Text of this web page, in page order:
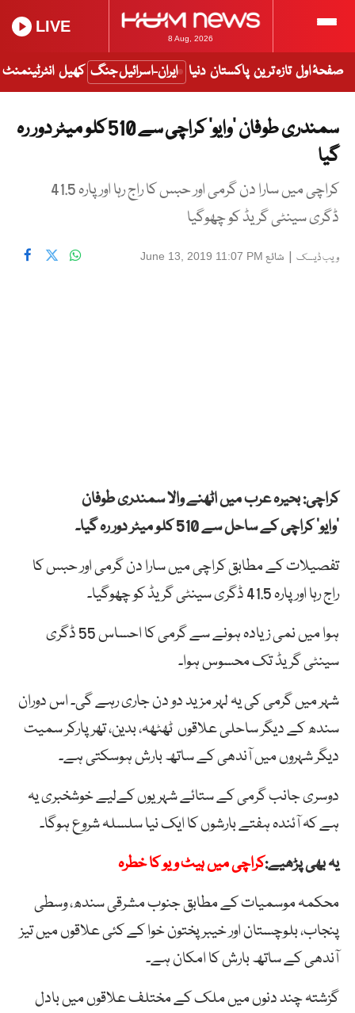
8 Aug, 2026
LIVE
صفحۂ اول تازہ ترین پاکستان دنیا ایران-اسرائیل جنگ کھیل انٹرٹینمنٹ
سمندری طوفان ’وایو‘ کراچی سے 510 کلو میٹر دور رہ
گیا
کراچی میں سارا دن گرمی اور حبس کا راج رہا اور پارہ 41.5
ڈگری سینٹی گریڈ کو چھوگیا
ویب ڈیسک | شائع June 13, 2019 11:07 PM
کراچی: بحیرہ عرب میں اٹھنے والا سمندری طوفان
’وایو‘ کراچی کے ساحل سے 510 کلو میٹر دور رہ گیا۔
تفصیلات کے مطابق کراچی میں سارا دن گرمی اور حبس کا
راج رہا اور پارہ 41.5 ڈگری سینٹی گریڈ کو چھوگیا۔
ہوا میں نمی زیادہ ہونے سے گرمی کا احساس 55 ڈگری
سینٹی گریڈ تک محسوس ہوا۔
شہر میں گرمی کی یہ لہر مزید دو دن جاری رہے گی۔ اس دوران
سندھ کے دیگر ساحلی علاقوں ٹھٹھہ، بدین، تھرپارکر سمیت
دیگر شہروں میں آندھی کے ساتھ بارش ہوسکتی ہے۔
دوسری جانب گرمی کے ستائے شہریوں کےلیے خوشخبری یہ
ہے کہ آئندہ ہفتے بارشوں کا ایک نیا سلسلہ شروع ہوگا۔
یہ بھی پڑھیے:کراچی میں ہیٹ ویو کا خطرہ
محکمہ موسمیات کے مطابق جنوب مشرقی سندھ، وسطی
پنجاب، بلوچستان اور خیبرپختون خوا کے کئی علاقوں میں تیز
آندھی کے ساتھ بارش کا امکان ہے۔
گزشتہ چند دنوں میں ملک کے مختلف علاقوں میں بادل